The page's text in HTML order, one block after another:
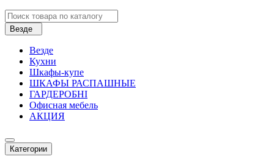
Везде
Везде
Кухни
Шкафы-купе
ШКАФЫ РАСПАШНЫЕ
ГАРДЕРОБНІ
Офисная мебель
АКЦИЯ
Категории